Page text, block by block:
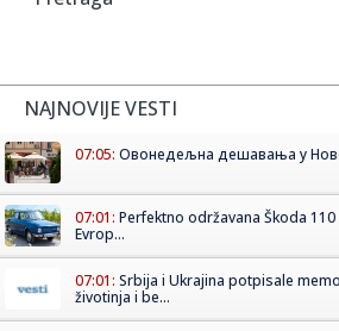
NAJNOVIJE VESTI
07:05: Овонедељна дешавања у
07:01: Perfektno održavana Škoda
Evrop...
07:01: Srbija i Ukrajina potpisale
životinja i be...